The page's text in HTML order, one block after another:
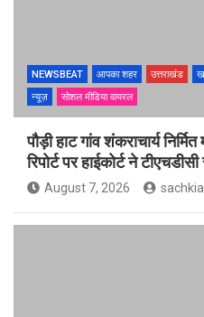
NEWSBEAT आपका शहर उत्तराखंड
न्यूज़
सोशल मीडिया वायरल
पौड़ी हाट गांव शंकराचार्य
रिपोर्ट पर हाईकोर्ट ने
August 7, 2026